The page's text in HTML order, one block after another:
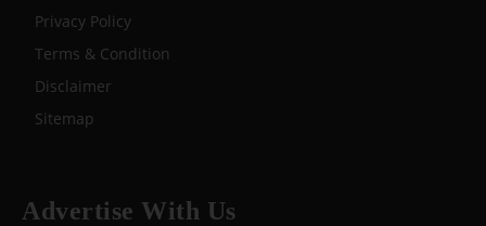
Privacy Policy
Terms & Condition
Disclaimer
Sitemap
Advertise With Us